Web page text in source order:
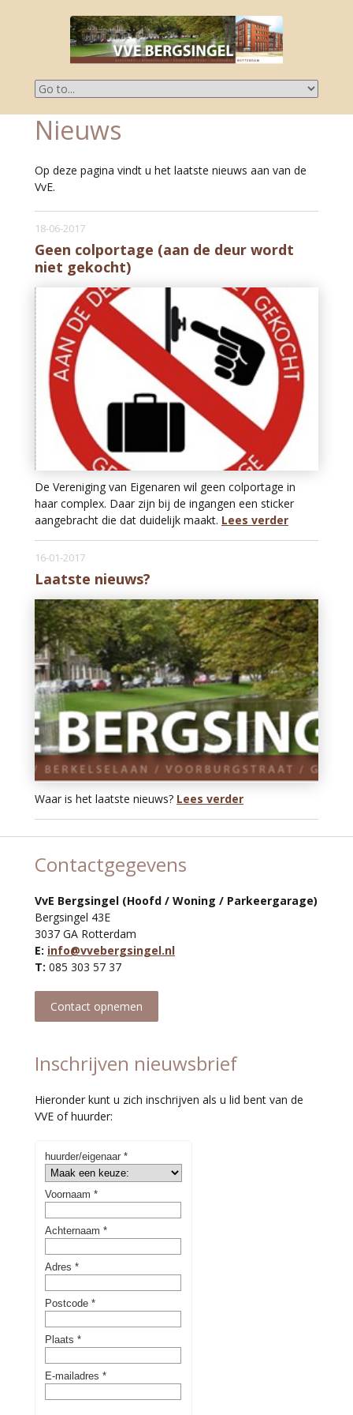
Nieuws
Op deze pagina vindt u het laatste nieuws aan van de
VvE.
18-06-2017
Geen colportage (aan de deur wordt
niet gekocht)
De Vereniging van Eigenaren wil geen colportage in
haar complex. Daar zijn bij de ingangen een sticker
aangebracht die dat duidelijk maakt. Lees verder
16-01-2017
Laatste nieuws?
Waar is het laatste nieuws? Lees verder
Contactgegevens
VvE Bergsingel (Hoofd / Woning / Parkeergarage)
Bergsingel 43E
3037 GA Rotterdam
E: info@vvebergsingel.nl
T: 085 303 57 37
Contact opnemen
Inschrijven nieuwsbrief
Hieronder kunt u zich inschrijven als u lid bent van de
VVE of huurder: